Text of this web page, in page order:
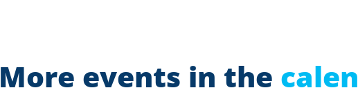
More events in the